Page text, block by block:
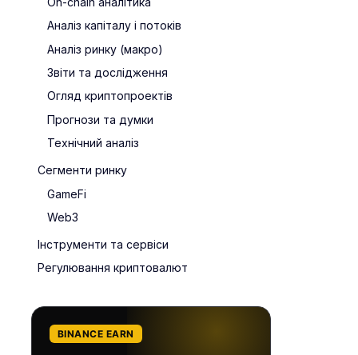
Аналіз капіталу і потоків
Аналіз ринку (макро)
Звіти та дослідження
Огляд криптопроектів
Прогнози та думки
Технічний аналіз
Сегменти ринку
GameFi
Web3
Інструменти та сервіси
Регулювання криптовалют
BINANCE EARN